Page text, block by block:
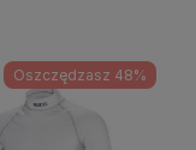
Oszczędzasz 48%